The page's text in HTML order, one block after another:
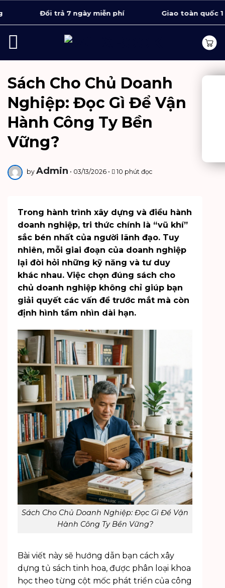
qua
Đổi trả 7 ngày miễn phí Giao toàn quốc 1 - 4
Sách Cho Chủ Doanh
Nghiệp: Đọc Gì Để Vận
Hành Công Ty Bền
Vững?
by Admin • 03/13/2026 • 10 phút đọc
Trong hành trình xây dựng và điều hành
doanh nghiệp, tri thức chính là “vũ khí”
sắc bén nhất của người lãnh đạo. Tuy
nhiên, mỗi giai đoạn của doanh nghiệp
lại đòi hỏi những kỹ năng và tư duy
khác nhau. Việc chọn đúng sách cho
chủ doanh nghiệp không chỉ giúp bạn
giải quyết các vấn đề trước mắt mà còn
định hình tầm nhìn dài hạn.
Sách Cho Chủ Doanh Nghiệp: Đọc Gì Để Vận
Hành Công Ty Bền Vững?
Bài viết này sẽ hướng dẫn bạn cách xây
dựng tủ sách tinh hoa, được phân loại khoa
học theo từng cột mốc phát triển của công